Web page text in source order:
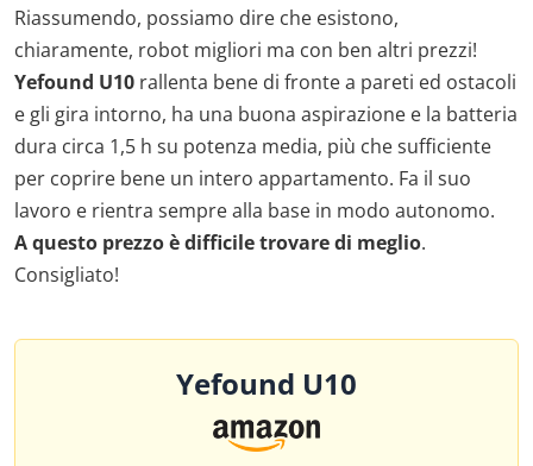
Riassumendo, possiamo dire che esistono,
chiaramente, robot migliori ma con ben altri prezzi!
Yefound U10 rallenta bene di fronte a pareti ed ostacoli
e gli gira intorno, ha una buona aspirazione e la batteria
dura circa 1,5 h su potenza media, più che sufficiente
per coprire bene un intero appartamento. Fa il suo
lavoro e rientra sempre alla base in modo autonomo.
A questo prezzo è difficile trovare di meglio.
Consigliato!
Yefound U10